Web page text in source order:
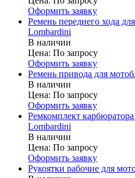
Оформить заявку
Ремень переднего хода
Lombardini
В наличии
Цена: По запросу
Оформить заявку
Ремень привода для
В наличии
Цена: По запросу
Оформить заявку
Ремкомплект
Lombardini
В наличии
Цена: По запросу
Оформить заявку
Рукоятки рабочие для